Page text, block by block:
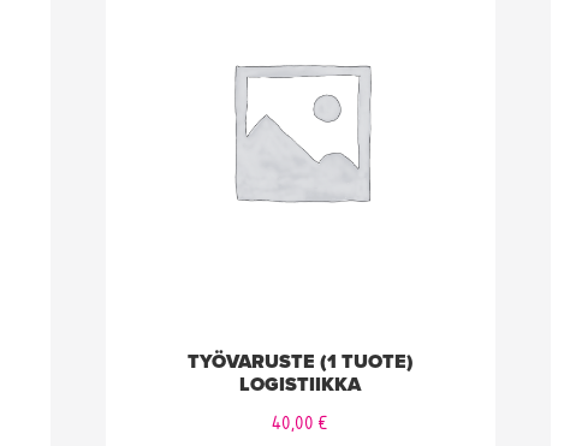
TYÖVARUSTE (1 TUOTE)
LOGISTIIKKA
40,00 €